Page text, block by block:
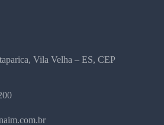
Vila Velha – ES, CEP